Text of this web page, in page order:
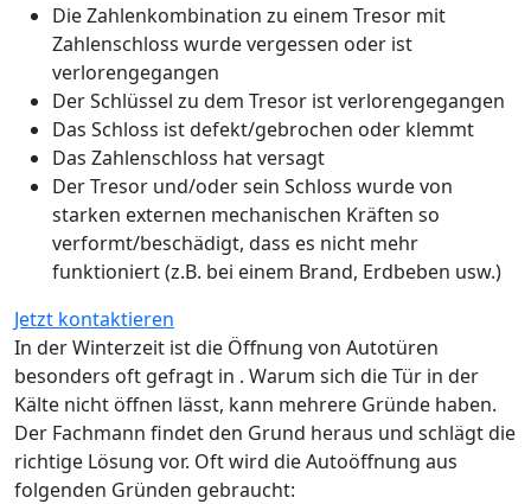
Die Zahlenkombination zu einem Tresor mit
Zahlenschloss wurde vergessen oder ist
verlorengegangen
Der Schlüssel zu dem Tresor ist verlorengegangen
Das Schloss ist defekt/gebrochen oder klemmt
Das Zahlenschloss hat versagt
Der Tresor und/oder sein Schloss wurde von
starken externen mechanischen Kräften so
verformt/beschädigt, dass es nicht mehr
funktioniert (z.B. bei einem Brand, Erdbeben usw.)
Jetzt kontaktieren
In der Winterzeit ist die Öffnung von Autotüren
besonders oft gefragt in . Warum sich die Tür in der
Kälte nicht öffnen lässt, kann mehrere Gründe haben.
Der Fachmann findet den Grund heraus und schlägt die
richtige Lösung vor. Oft wird die Autoöffnung aus
folgenden Gründen gebraucht: